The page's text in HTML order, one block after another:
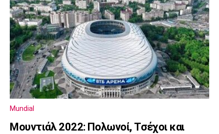
Mundial
Μουντιάλ 2022: Πολωνοί, Τσέχοι και